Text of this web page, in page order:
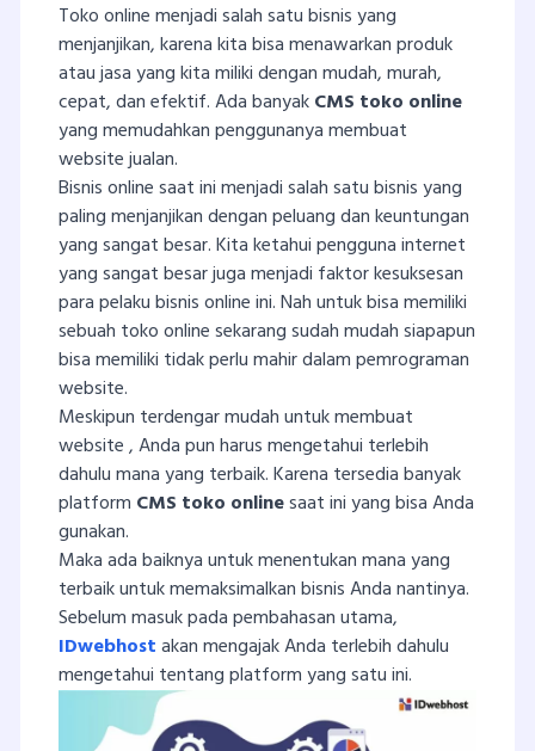
Toko online menjadi salah satu bisnis yang
menjanjikan, karena kita bisa menawarkan produk
atau jasa yang kita miliki dengan mudah, murah,
cepat, dan efektif. Ada banyakCMS toko online
yang memudahkan penggunanya membuat
website jualan.
Bisnis online saat ini menjadi salah satu bisnis yang
paling menjanjikan dengan peluang dan keuntungan
yang sangat besar. Kita ketahui pengguna internet
yang sangat besar juga menjadi faktor kesuksesan
para pelaku bisnis online ini. Nah untuk bisa memiliki
sebuah toko online sekarang sudah mudah siapapun
bisa memiliki tidak perlu mahir dalam pemrograman
website.
Meskipun terdengar mudah untuk membuat
website , Anda pun harus mengetahui terlebih
dahulu mana yang terbaik. Karena tersedia banyak
platform CMS toko onlinesaat ini yang bisa Anda
gunakan.
Maka ada baiknya untuk menentukan mana yang
terbaik untuk memaksimalkan bisnis Anda nantinya.
Sebelum masuk pada pembahasan utama,
IDwebhostakan mengajak Anda terlebih dahulu
mengetahui tentang platform yang satu ini.